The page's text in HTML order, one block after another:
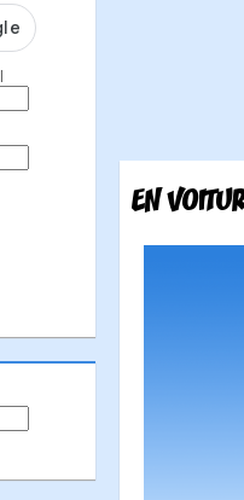
EN